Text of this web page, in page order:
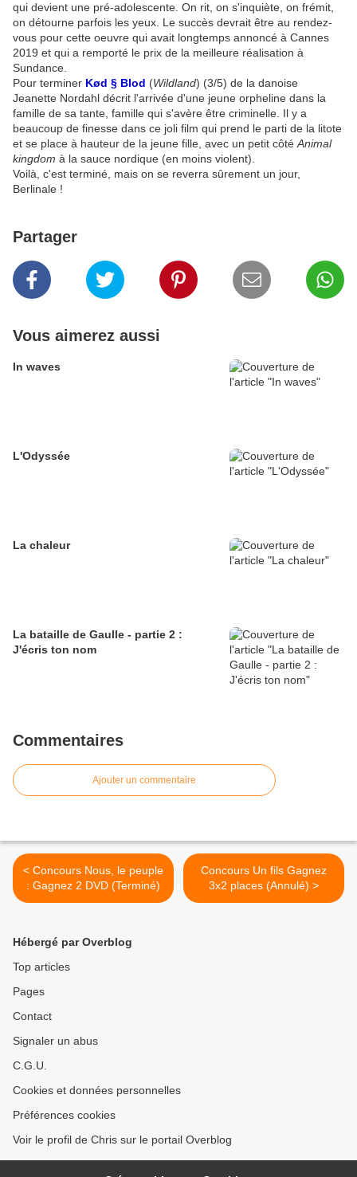
qui devient une pré-adolescente. On rit, on s'inquiète, on frémit,
on détourne parfois les yeux. Le succès devrait être au rendez-
vous pour cette oeuvre qui avait longtemps annoncé à Cannes
2019 et qui a remporté le prix de la meilleure réalisation à
Sundance.
Pour terminer Kød § Blod (Wildland) (3/5) de la danoise
Jeanette Nordahl décrit l'arrivée d'une jeune orpheline dans la
famille de sa tante, famille qui s'avère être criminelle. Il y a
beaucoup de finesse dans ce joli film qui prend le parti de la litote
et se place à hauteur de la jeune fille, avec un petit côté Animal
kingdom à la sauce nordique (en moins violent).
Voilà, c'est terminé, mais on se reverra sûrement un jour,
Berlinale !
Partager
Vous aimerez aussi
In waves
L'Odyssée
La chaleur
La bataille de Gaulle - partie 2 :
J'écris ton nom
Commentaires
Ajouter un commentaire
< Concours Nous, le peuple
: Gagnez 2 DVD (Terminé)
Concours Un fils Gagnez
3x2 places (Annulé) >
Hébergé par Overblog
Top articles
Pages
Contact
Signaler un abus
C.G.U.
Cookies et données personnelles
Préférences cookies
Voir le profil de Chris sur le portail Overblog